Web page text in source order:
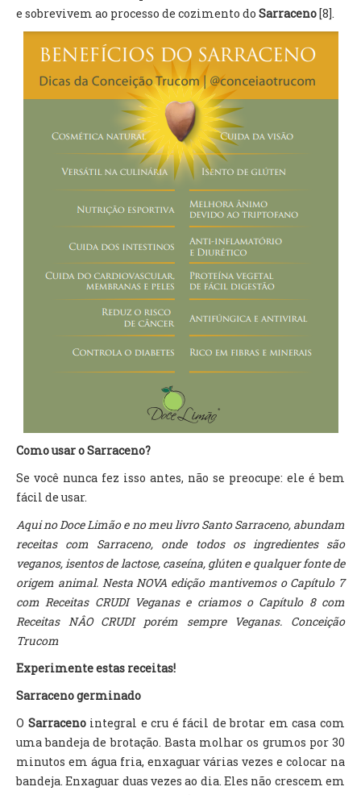
e sobrevivem ao processo de cozimento do Sarraceno[8].
Como usar o Sarraceno?
Se você nunca fez isso antes, não se preocupe: ele é bem
fácil de usar.
Aqui no Doce Limão e no meu livro Santo Sarraceno, abundam
receitas com Sarraceno, onde todos os ingredientes são
veganos, isentos de lactose, caseína, glúten e qualquer fonte de
origem animal. Nesta NOVA edição mantivemos o Capítulo 7
com Receitas CRUDI Veganas e criamos o Capítulo 8 com
Receitas NÂO CRUDI porém sempre Veganas. Conceição
Trucom
Experimente estas receitas!
Sarraceno germinado
O Sarracenointegral e cru é fácil de brotar em casa com
uma bandeja de brotação. Basta molhar os grumos por 30
minutos em água fria, enxaguar várias vezes e colocar na
bandeja. Enxaguar duas vezes ao dia. Eles não crescem em